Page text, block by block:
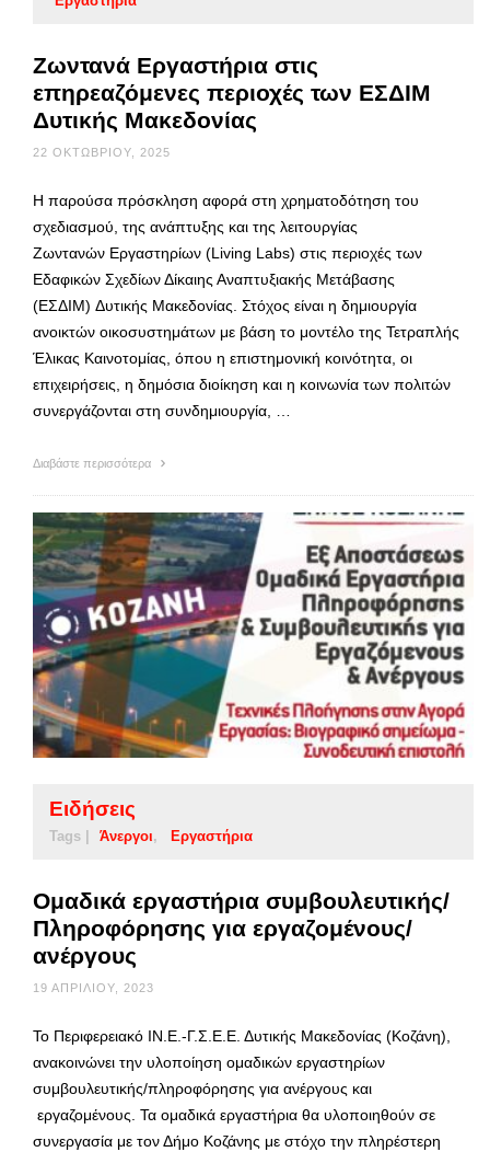
Ζωντανά Εργαστήρια στις
επηρεαζόμενες περιοχές των ΕΣΔΙΜ
Δυτικής Μακεδονίας
22 ΟΚΤΩΒΡΊΟΥ, 2025
Η παρούσα πρόσκληση αφορά στη χρηματοδότηση του
σχεδιασμού, της ανάπτυξης και της λειτουργίας
Ζωντανών Εργαστηρίων (Living Labs) στις περιοχές των
Εδαφικών Σχεδίων Δίκαιης Αναπτυξιακής Μετάβασης
(ΕΣΔΙΜ) Δυτικής Μακεδονίας. Στόχος είναι η δημιουργία
ανοικτών οικοσυστημάτων με βάση το μοντέλο της Τετραπλής
Έλικας Καινοτομίας, όπου η επιστημονική κοινότητα, οι
επιχειρήσεις, η δημόσια διοίκηση και η κοινωνία των πολιτών
συνεργάζονται στη συνδημιουργία, …
Διαβάστε περισσότερα
Ειδήσεις
Tags | Άνεργοι Εργαστήρια
Ομαδικά εργαστήρια συμβουλευτικής/
Πληροφόρησης για εργαζομένους/
ανέργους
19 ΑΠΡΙΛΊΟΥ, 2023
Το Περιφερειακό ΙΝ.Ε.-Γ.Σ.Ε.Ε. Δυτικής Μακεδονίας (Κοζάνη),
ανακοινώνει την υλοποίηση ομαδικών εργαστηρίων
συμβουλευτικής/πληροφόρησης για ανέργους και
εργαζομένους. Τα ομαδικά εργαστήρια θα υλοποιηθούν σε
συνεργασία με τον Δήμο Κοζάνης με στόχο την πληρέστερη